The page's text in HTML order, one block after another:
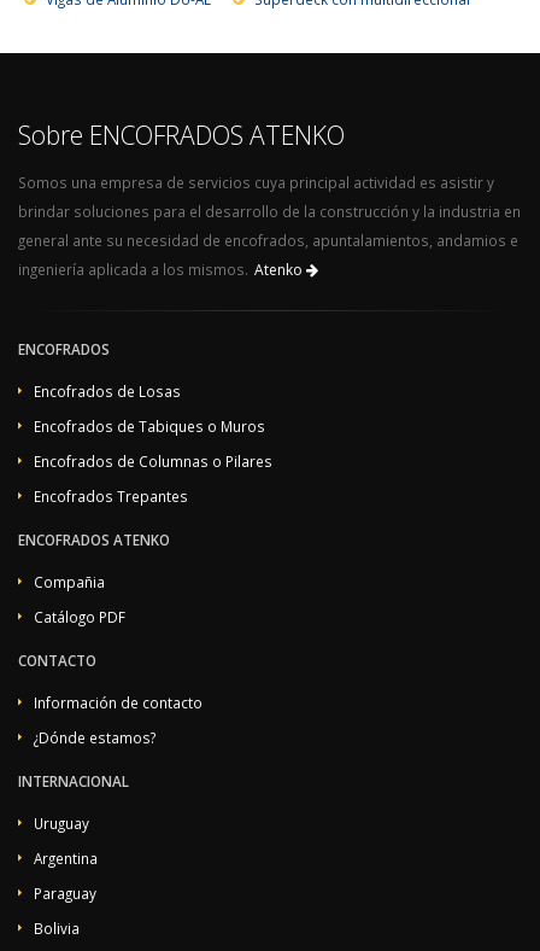
Sobre ENCOFRADOS ATENKO
Somos una empresa de servicios cuya principal actividad es asistir y
brindar soluciones para el desarrollo de la construcción y la industria en
general ante su necesidad de encofrados, apuntalamientos, andamios e
ingeniería aplicada a los mismos. Atenko
ENCOFRADOS
Encofrados de Losas
Encofrados de Tabiques o Muros
Encofrados de Columnas o Pilares
Encofrados Trepantes
ENCOFRADOS ATENKO
Compañia
Catálogo PDF
CONTACTO
Información de contacto
¿Dónde estamos?
INTERNACIONAL
Uruguay
Argentina
Paraguay
Bolivia